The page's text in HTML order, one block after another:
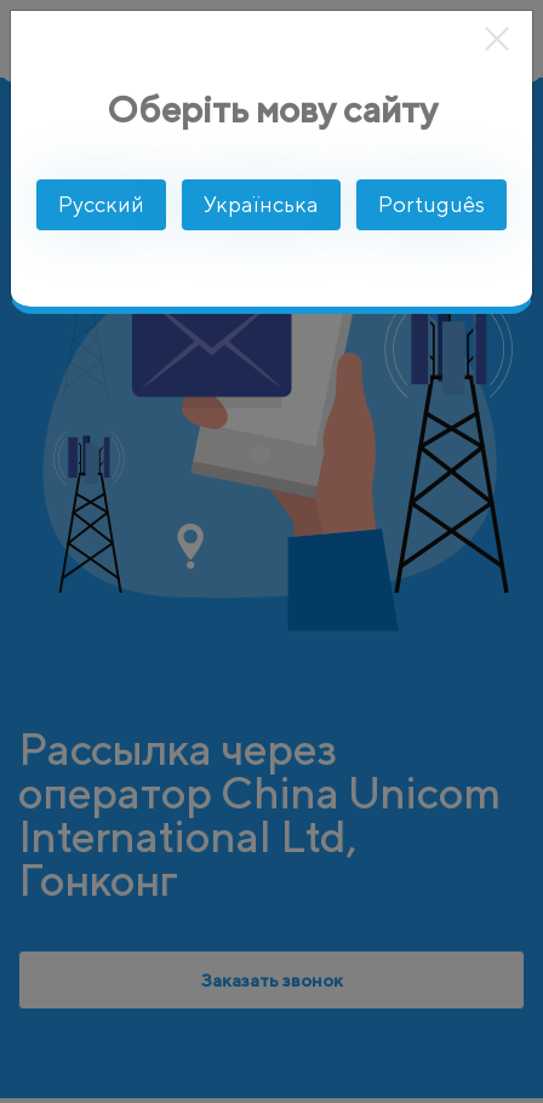
China Unicom International
Рассылка через
оператор China Unicom
International Ltd,
Гонконг
Заказать звонок
Оберіть мову сайту
Русский Українська Português